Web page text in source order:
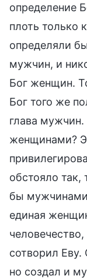
определение
плоть только
определяли
мужчин, и
Бог женщин.
Бог того же
глава
женщинами?
обстояло так,
бы
единая
сотворил
но создал и